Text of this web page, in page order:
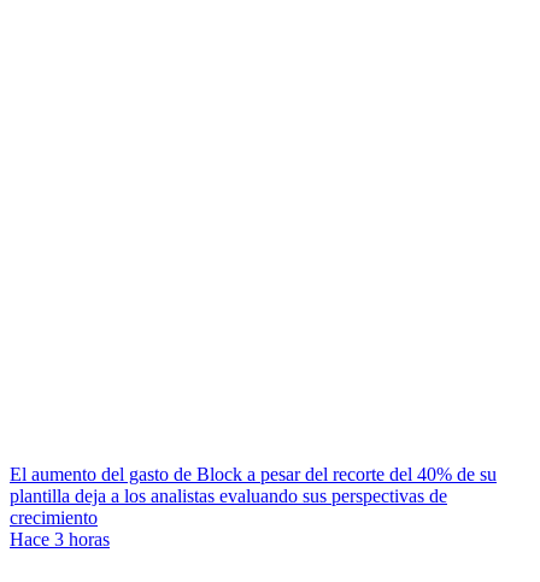
El aumento del gasto de Block a pesar del recorte del 40% de su
plantilla deja a los analistas evaluando sus perspectivas de
crecimiento
Hace 3 horas